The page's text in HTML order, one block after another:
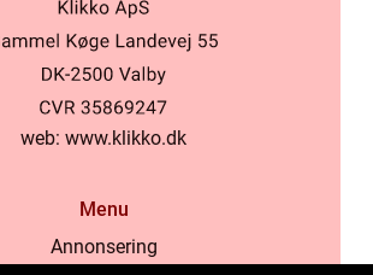
web: www.klikko.dk
Menu
Annonsering